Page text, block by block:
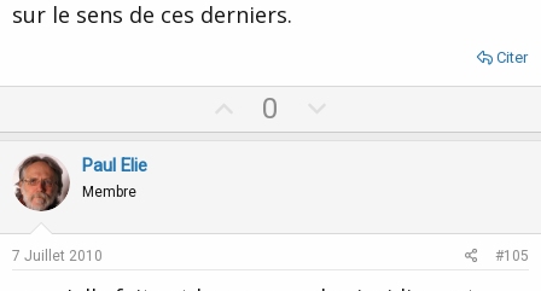
sur le sens de ces derniers.
Citer
p
0
o
Paul Elie
Membre
7 Juillet 2010 #105